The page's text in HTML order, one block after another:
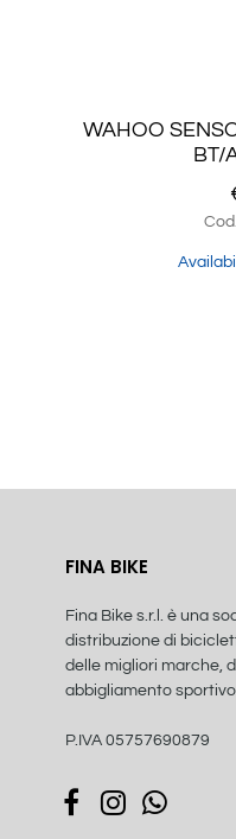
WAHOO
BT/
FINA BIKE
Fina Bike s.r.l. è una
distribuzione di
delle migliori marche,
abbigliamento
P.IVA 05757690879